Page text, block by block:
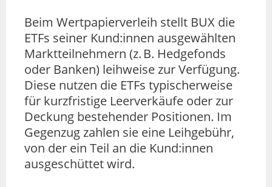
Beim Wertpapierverleih stellt BUX die
ETFs seiner Kund:innen ausgewählten
Marktteilnehmern (z. B. Hedgefonds
oder Banken) leihweise zur Verfügung.
Diese nutzen die ETFs typischerweise
für kurzfristige Leerverkäufe oder zur
Deckung bestehender Positionen. Im
Gegenzug zahlen sie eine Leihgebühr,
von der ein Teil an die Kund:innen
ausgeschüttet wird.